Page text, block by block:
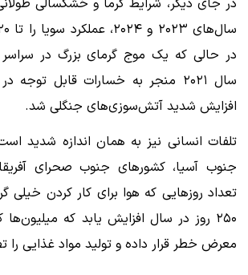
در جای دیگر، شرایط گرما و خشکسالی
در حالی که یک موج گرمای بزرگ در سراسر
سال ۲۰۲۱ منجر به خسارات قابل
افزایش شدید آتش‌سوزی‌های جنگلی شد.
تلفات انسانی نیز به همان اندازه شدید
جنوب آسیا، کشورهای جنوب صحرای آفریقا
تعداد روزهایی که هوا برای کار کردن خیلی
۲۵۰ روز در سال افزایش یابد که میلیون‌ها
معرض خطر قرار داده و تولید مواد غذایی